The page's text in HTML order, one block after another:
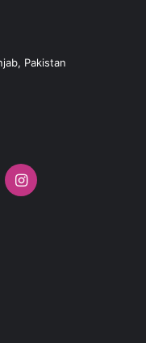
Pakistan
Instagram